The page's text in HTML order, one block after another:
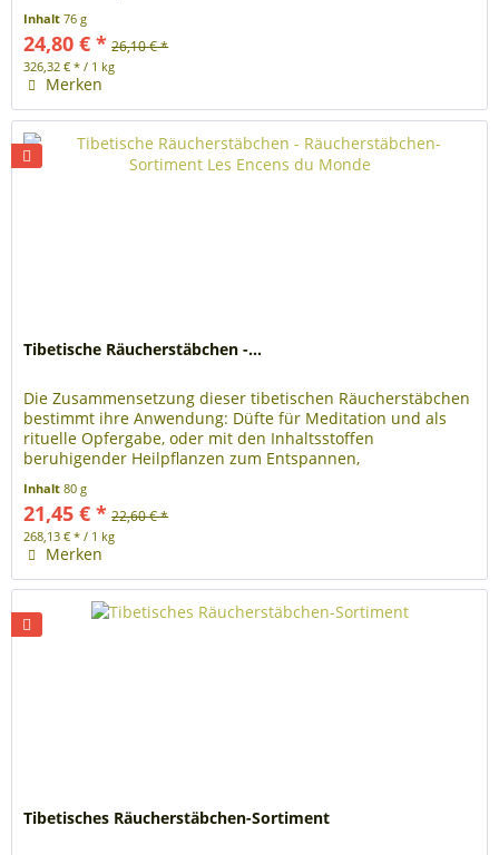
Inhalt76 g
24,80 € * 26,10 € *
326,32 € * / 1 kg
Merken
Tibetische Räucherstäbchen -...
Die Zusammensetzung dieser tibetischen Räucherstäbchen
bestimmt ihre Anwendung: Düfte für Meditation und als
rituelle Opfergabe, oder mit den Inhaltsstoffen
beruhigender Heilpflanzen zum Entspannen,
Inhalt80 g
21,45 € * 22,60 € *
268,13 € * / 1 kg
Merken
Tibetisches Räucherstäbchen-Sortiment